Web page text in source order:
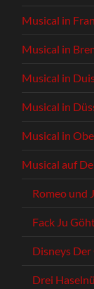
Musical in
Musical in
Musical in
Musical in
Musical in
Musical auf
Romeo und
Fack Ju
Disneys
Drei